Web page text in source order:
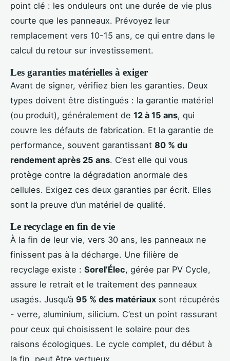
point clé : les onduleurs ont une durée de vie plus
courte que les panneaux. Prévoyez leur
remplacement vers 10-15 ans, ce qui entre dans le
calcul du retour sur investissement.
Les garanties matérielles à exiger
Avant de signer, vérifiez bien les garanties. Deux
types doivent être distingués : la garantie matériel
(ou produit), généralement de 12 à 15 ans, qui
couvre les défauts de fabrication. Et la garantie de
performance, souvent garantissant 80 % du
rendement après 25 ans. C’est elle qui vous
protège contre la dégradation anormale des
cellules. Exigez ces deux garanties par écrit. Elles
sont la preuve d’un matériel de qualité.
Le recyclage en fin de vie
À la fin de leur vie, vers 30 ans, les panneaux ne
finissent pas à la décharge. Une filière de
recyclage existe : Sorel’Élec, gérée par PV Cycle,
assure le retrait et le traitement des panneaux
usagés. Jusqu’à 95 % des matériaux sont récupérés
- verre, aluminium, silicium. C’est un point rassurant
pour ceux qui choisissent le solaire pour des
raisons écologiques. Le cycle complet, du début à